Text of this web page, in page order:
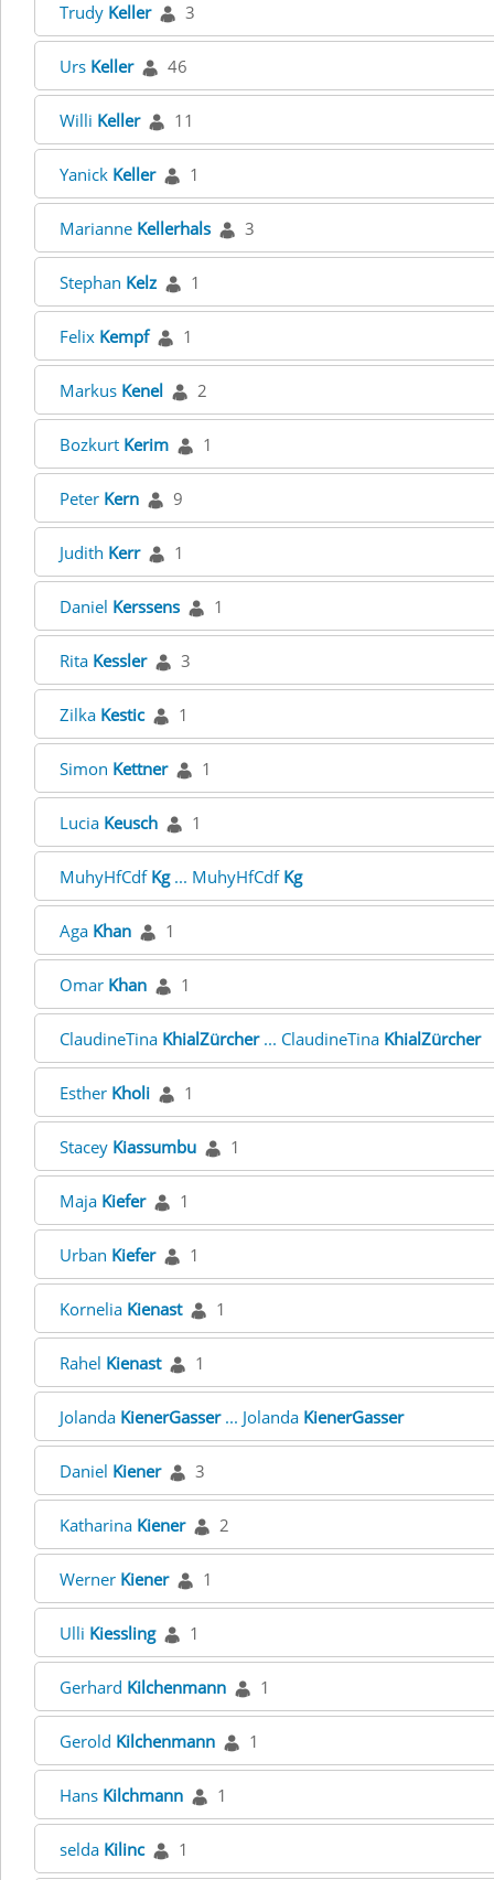
Trudy Keller 3
Urs Keller 46
Willi Keller 11
Yanick Keller 1
Marianne Kellerhals 3
Stephan Kelz 1
Felix Kempf 1
Markus Kenel 2
Bozkurt Kerim 1
Peter Kern 9
Judith Kerr 1
Daniel Kerssens 1
Rita Kessler 3
Zilka Kestic 1
Simon Kettner 1
Lucia Keusch 1
MuhyHfCdf Kg... MuhyHfCdf Kg
Aga Khan 1
Omar Khan 1
ClaudineTina KhialZürcher... ClaudineTina KhialZürcher
Esther Kholi 1
Stacey Kiassumbu 1
Maja Kiefer 1
Urban Kiefer 1
Kornelia Kienast 1
Rahel Kienast 1
Jolanda KienerGasser... Jolanda KienerGasser
Daniel Kiener 3
Katharina Kiener 2
Werner Kiener 1
Ulli Kiessling 1
Gerhard Kilchenmann 1
Gerold Kilchenmann 1
Hans Kilchmann 1
selda Kilinc 1